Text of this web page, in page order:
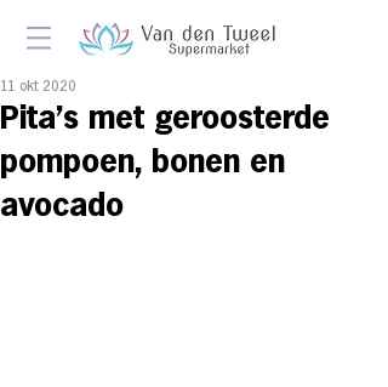
Pita’s met geroosterde
pompoen, bonen en
avocado
11 okt 2020